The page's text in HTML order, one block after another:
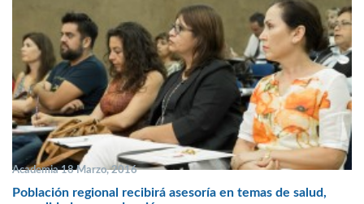
Academia 18 Marzo, 2016
Población regional recibirá asesoría en temas de salud,